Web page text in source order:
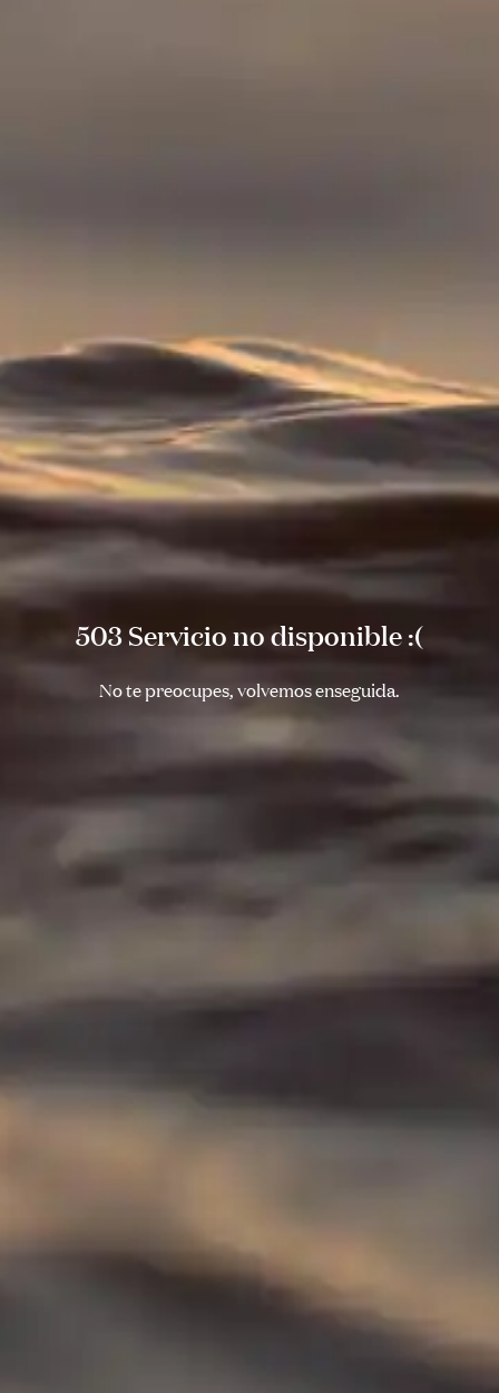
503 Servicio no disponible :(
No te preocupes, volvemos enseguida.